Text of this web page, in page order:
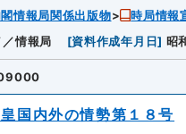
情報局関係出版物
時局情報
／情報局 [資料作成年月日] 昭
国内外の情勢第１８号